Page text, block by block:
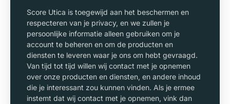
Score Utica is toegewijd aan het beschermen en
respecteren van je privacy, en we zullen je
persoonlijke informatie alleen gebruiken om je
account te beheren en om de producten en
diensten te leveren waar je ons om hebt gevraagd.
Van tijd tot tijd willen wij contact met je opnemen
over onze producten en diensten, en andere inhoud
die je interessant zou kunnen vinden. Als je ermee
instemt dat wij contact met je opnemen, vink dan